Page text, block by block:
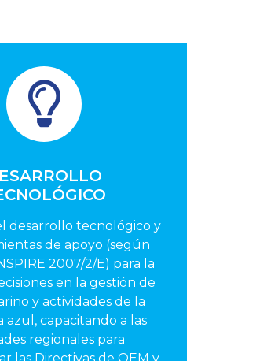
desarrollo tecnológico y
de apoyo (según
2007/2/E) para la
en la gestión de
y actividades de la
azul, capacitando a las
regionales para